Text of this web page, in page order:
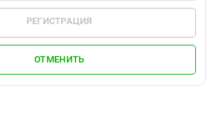
РЕГИСТРАЦИЯ
ОТМЕНИТЬ